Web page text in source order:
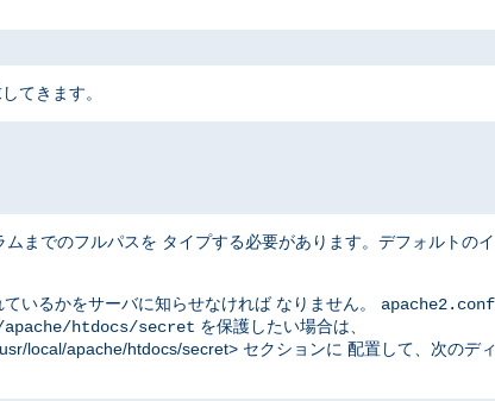
てきます。
までのフルパスを タイプする必要があります。デフォルトの
いるかをサーバに知らせなければ なりません。 apache2.conf
htdocs/secret を保護したい場合は、
local/apache/htdocs/secret> セクションに 配置して、次のデ